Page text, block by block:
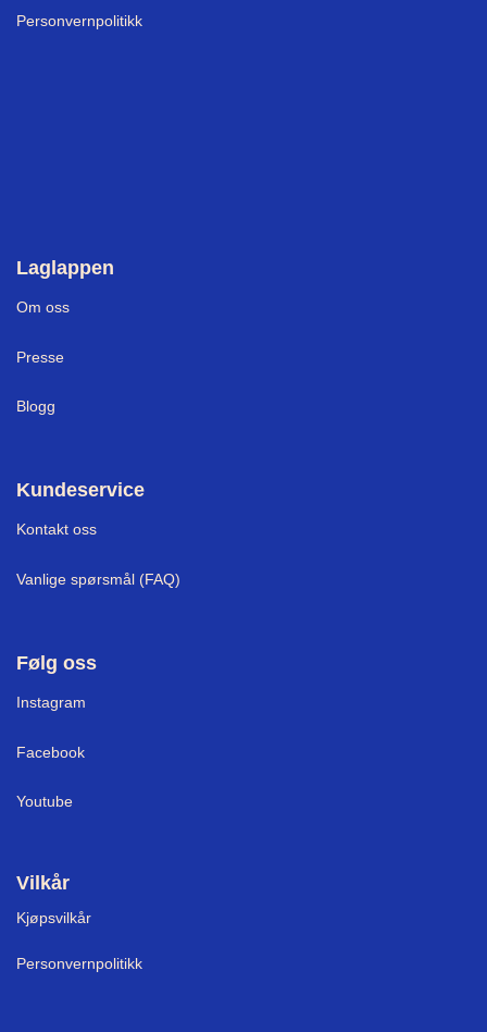
Personvernpolitikk
Laglappen
Om oss
Presse
Blogg
Kundeservice
Kontakt oss
Vanlige spørsmål (FAQ)
Følg oss
Instagram
Facebook
Youtube
Vilkår
Kjøpsvilkår
Personvernpolitikk